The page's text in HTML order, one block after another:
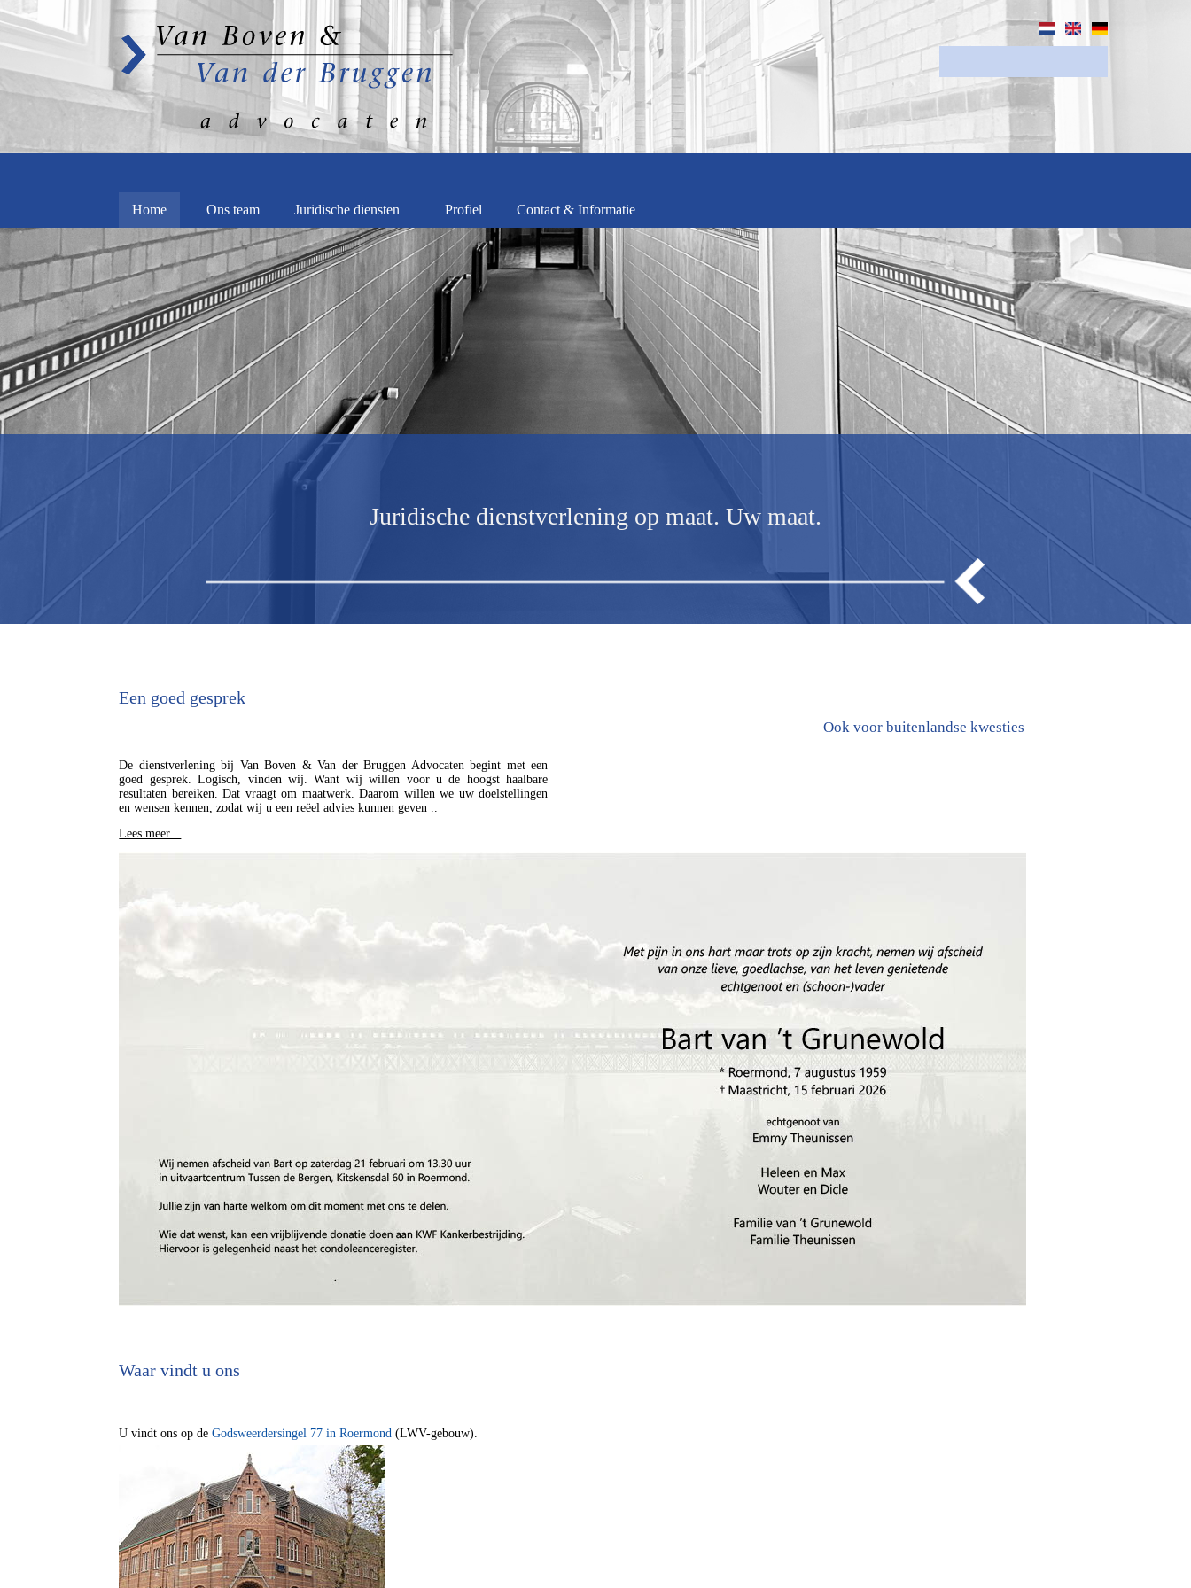
Zoekveld
Home Ons team Juridische diensten Profiel Contact & Informatie
Juridische dienstverlening op maat. Uw maat.
Een goed gesprek
De dienstverlening bij Van Boven & Van der Bruggen Advocaten begint met een
goed gesprek. Logisch, vinden wij. Want wij willen voor u de hoogst haalbare
resultaten bereiken. Dat vraagt om maatwerk. Daarom willen we uw doelstellingen
en wensen kennen, zodat wij u een reëel advies kunnen geven ..
Lees meer ..
Waar vindt u ons
U vindt ons op de Godsweerdersingel 77 in Roermond (LWV-gebouw).
Ook voor buitenlandse kwesties